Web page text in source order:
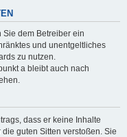
Sie dem Betreiber ein
und unentgeltliches
zu nutzen.
a bleibt auch nach
dass er keine Inhalte
guten Sitten verstoßen. Sie